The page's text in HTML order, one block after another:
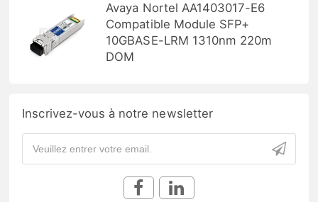
Avaya Nortel AA1403017-E6
Compatible Module SFP+
10GBASE-LRM 1310nm 220m
DOM
Inscrivez-vous à notre newsletter